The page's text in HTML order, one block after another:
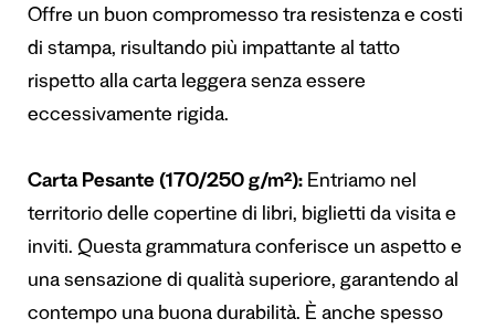
Offre un buon compromesso tra resistenza e costi
di stampa, risultando più impattante al tatto
rispetto alla carta leggera senza essere
eccessivamente rigida.
Carta Pesante (170/250 g/m²): Entriamo nel
territorio delle copertine di libri, biglietti da visita e
inviti. Questa grammatura conferisce un aspetto e
una sensazione di qualità superiore, garantendo al
contempo una buona durabilità. È anche spesso